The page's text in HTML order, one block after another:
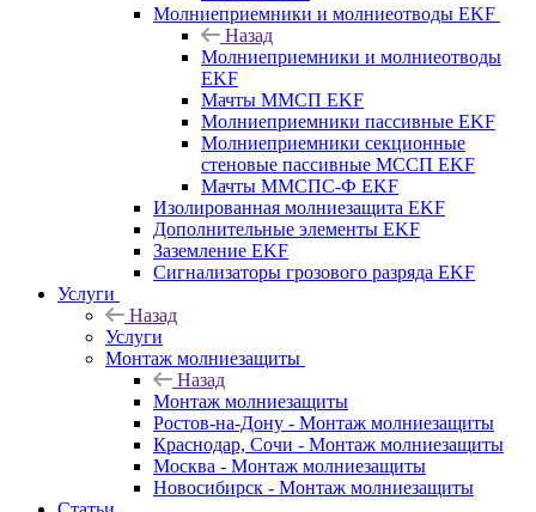
Молниеприемники и молниеотводы EKF
Назад
Молниеприемники и молниеотводы
EKF
Мачты ММСП EKF
Молниеприемники пассивные EKF
Молниеприемники секционные
стеновые пассивные МССП EKF
Мачты ММСПС-Ф EKF
Изолированная молниезащита EKF
Дополнительные элементы EKF
Заземление EKF
Сигнализаторы грозового разряда EKF
Услуги
Назад
Услуги
Монтаж молниезащиты
Назад
Монтаж молниезащиты
Ростов-на-Дону - Монтаж молниезащиты
Краснодар, Сочи - Монтаж молниезащиты
Москва - Монтаж молниезащиты
Новосибирск - Монтаж молниезащиты